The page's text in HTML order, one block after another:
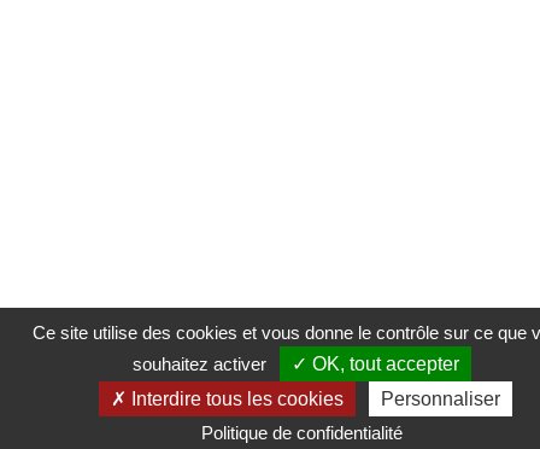
Ce site utilise des cookies et vous donne le contrôle sur ce que
souhaitez activer
OK, tout accepter
Interdire tous les cookies
Personnaliser
Politique de confidentialité